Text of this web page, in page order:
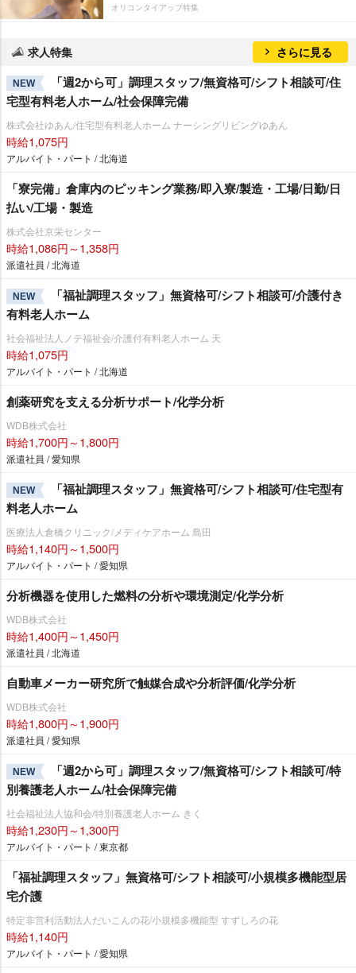
オリコンタイアップ特集
求人特集 さらに見る
NEW
「週2から可」調理スタッフ/無資格可/シフト相談可/住
宅型有料老人ホーム/社会保障完備
株式会社ゆあん/住宅型有料老人ホーム ナーシングリビングゆあん
時給1,075円
アルバイト・パート / 北海道
「寮完備」倉庫内のピッキング業務/即入寮/製造・工場/日勤/日
払い/工場・製造
株式会社京栄センター
時給1,086円～1,358円
派遣社員 / 北海道
NEW
「福祉調理スタッフ」無資格可/シフト相談可/介護付き
有料老人ホーム
社会福祉法人ノテ福祉会/介護付有料老人ホーム 天
時給1,075円
アルバイト・パート / 北海道
創薬研究を支える分析サポート/化学分析
WDB株式会社
時給1,700円～1,800円
派遣社員 / 愛知県
NEW
「福祉調理スタッフ」無資格可/シフト相談可/住宅型有
料老人ホーム
医療法人倉橋クリニック/メディケアホーム 島田
時給1,140円～1,500円
アルバイト・パート / 愛知県
分析機器を使用した燃料の分析や環境測定/化学分析
WDB株式会社
時給1,400円～1,450円
派遣社員 / 北海道
自動車メーカー研究所で触媒合成や分析評価/化学分析
WDB株式会社
時給1,800円～1,900円
派遣社員 / 愛知県
NEW
「週2から可」調理スタッフ/無資格可/シフト相談可/特
別養護老人ホーム/社会保障完備
社会福祉法人協和会/特別養護老人ホーム きく
時給1,230円～1,300円
アルバイト・パート / 東京都
「福祉調理スタッフ」無資格可/シフト相談可/小規模多機能型居
宅介護
特定非営利活動法人だいこんの花/小規模多機能型 すずしろの花
時給1,140円
アルバイト・パート / 愛知県